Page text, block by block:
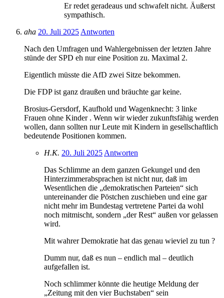
Er redet geradeaus und schwafelt nicht. Äußerst
sympathisch.
aha 20. Juli 2025 Antworten
Nach den Umfragen und Wahlergebnissen der letzten Jahre
stünde der SPD eh nur eine Position zu. Maximal 2.
Eigentlich müsste die AfD zwei Sitze bekommen.
Die FDP ist ganz draußen und bräuchte gar keine.
Brosius-Gersdorf, Kaufhold und Wagenknecht: 3 linke
Frauen ohne Kinder . Wenn wir wieder zukunftsfähig werden
wollen, dann sollten nur Leute mit Kindern in gesellschaftlich
bedeutende Positionen kommen.
H.K. 20. Juli 2025 Antworten
Das Schlimme an dem ganzen Gekungel und den
Hinterzimmerabsprachen ist nicht nur, daß im
Wesentlichen die „demokratischen Parteien“ sich
untereinander die Pöstchen zuschieben und eine gar
nicht mehr im Bundestag vertretene Partei da wohl
noch mitmischt, sondern „der Rest“ außen vor gelassen
wird.
Mit wahrer Demokratie hat das genau wieviel zu tun ?
Dumm nur, daß es nun – endlich mal – deutlich
aufgefallen ist.
Noch schlimmer könnte die heutige Meldung der
„Zeitung mit den vier Buchstaben“ sein